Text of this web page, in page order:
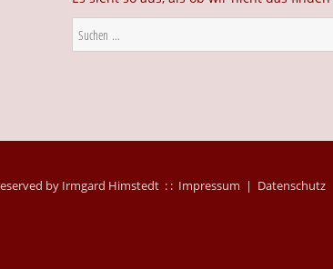
Suche
nach:
by Irmgard Himstedt : : Impressum | Datenschutz